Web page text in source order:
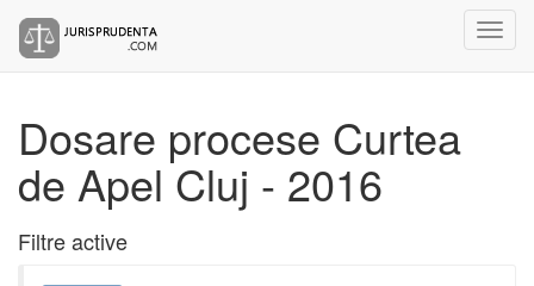
Dosare procese Curtea
de Apel Cluj - 2016
Filtre active